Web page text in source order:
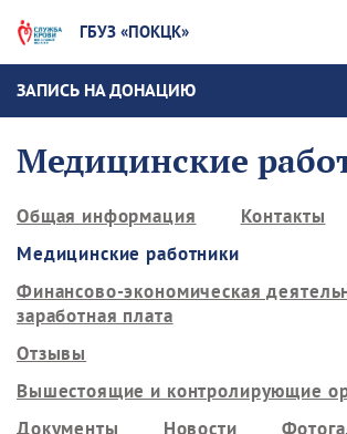
ГБУЗ «ПОКЦК»
ЗАПИСЬ НА ДОНАЦИЮ
Медицинские
Общая информация
Контакты
Медицинские работники
Финансово-экономическая
заработная плата
Отзывы
Вышестоящие и контролирующие
Документы
Новости